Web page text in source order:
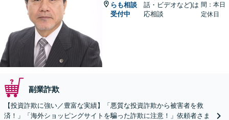
らも相談
受付中
話・ビデオなど)は
応相談
間：本日
定休日
副業詐欺
【投資詐欺に強い／豊富な実績】「悪質な投資詐欺から被害者を救
済！」「海外ショッピングサイトを騙った詐欺に注意！」依頼者さま